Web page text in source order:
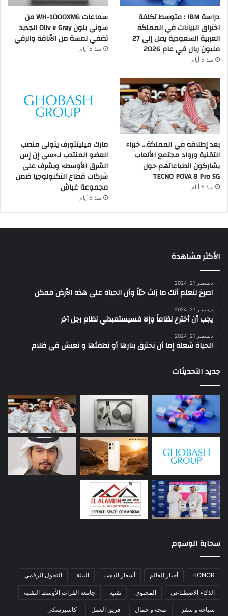
دراسة IBM : متوسط تكلفة
اختراق البيانات في المملكة
العربية السعودية يصل إلى 27
مليون ريال في عام 2026
منذ 5 أيام
سماعات WH-1000XM6 من
سوني بلون Oliv e Gray الجديد
تضفي لمسة من الأناقة والرقي
منذ 5 أيام
بعد إطلاقه في المملكة… خبراء
التقنية ورواد مجتمع الألعاب
يشاركون انطباعاتهم حول
TECNO POVA 8 Pro 5G
منذ 6 أيام
مارك فيلينتورف يتولى منصب
العضو المنتدب لـ«سي إن إس
الشرق الأوسط» ويشرف على
شركات قطاع التكنولوجيا ضمن
مجموعة غباش
منذ 6 أيام
الأكثر مشاهدة
ديسمبر 21, 2024
‫اصرخ لتعلم أنك ما زلتَ حيّاً وأن الحياة على هذه الأرض ممكن
ديسمبر 21, 2024
يجب أن أخترع نظاماً وإلا فسيستعبدني نظام رجل آخر
ديسمبر 21, 2024
الحياة شعلة إما أن نحترق بنارها أو نطفئها و نعيش في ظلام
جديد التحديثات
سحابة الوسوم
HONOR أخبار العالم أسعار الذهب البيئة التحول الرقمي
الذكاء الاصطناعي المحتوى تقنية جامعة الفرات الأوسط التقنية
سياحة و سفر صحة و جمال فريق العمل كاسبرسكي